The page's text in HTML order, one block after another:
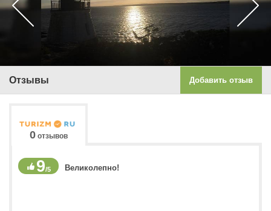
Отзывы Добавить отзыв
0отзывов
9/5 Великолепно!